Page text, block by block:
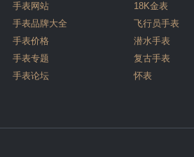
手表网站
手表品牌大全
手表价格
手表专题
手表论坛
18K金表
飞行员手表
潜水手表
复古手表
怀表